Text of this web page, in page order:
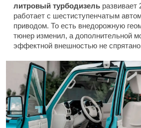
литровый турбодизель
работает с шестиступенчатым
приводом. То есть внедорожную
тюнер изменил, а дополнительной
эффектной внешностью не